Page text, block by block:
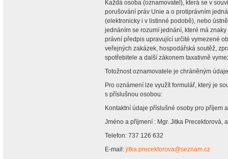
Každá osoba (oznamovatel), která se v
porušování práv Unie a o protiprávním
(elektronicky i v listinné podobě), nebo
jednáním se rozumí jednání, které má
právní předpis upravující určité vymezené
veřejných zakázek, hospodářská soutěž,
spotřebitele a další zákonem taxativně
Totožnost oznamovatele je chráněným
Pro oznámení lze využít formulář, který je
s příslušnou osobou:
Kontaktní údaje příslušné osoby pro příjem
Jméno a příjmení : Mgr. Jitka Precektorová,
Telefon: 737 126 632
E-mail: jitka.precektorova@seznam.cz